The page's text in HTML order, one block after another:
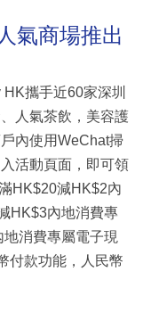
氣商場推出
攜手近60家深圳
人氣茶飲，美容護
內使用WeChat掃
活動頁面，即可領
HK$20減HK$2內
HK$3內地消費專
消費專屬電子現
付款功能，人民幣